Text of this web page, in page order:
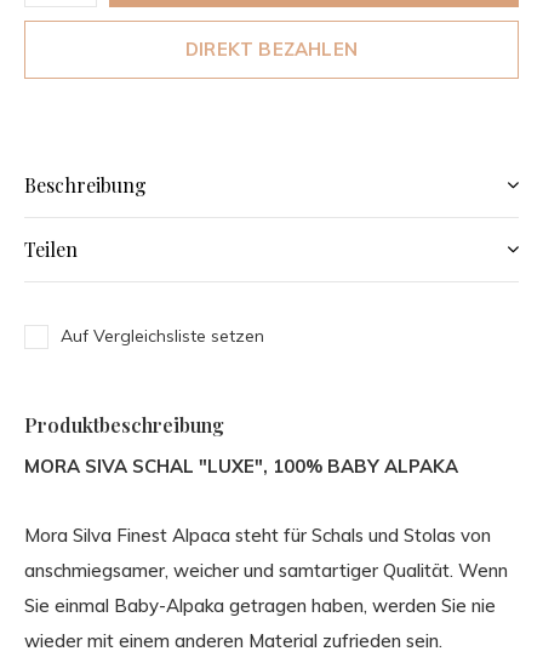
DIREKT BEZAHLEN
Beschreibung
Teilen
Auf Vergleichsliste setzen
Produktbeschreibung
MORA SIVA SCHAL "LUXE", 100% BABY ALPAKA
Mora Silva Finest Alpaca steht für Schals und Stolas von
anschmiegsamer, weicher und samtartiger Qualität. Wenn
Sie einmal Baby-Alpaka getragen haben, werden Sie nie
wieder mit einem anderen Material zufrieden sein.